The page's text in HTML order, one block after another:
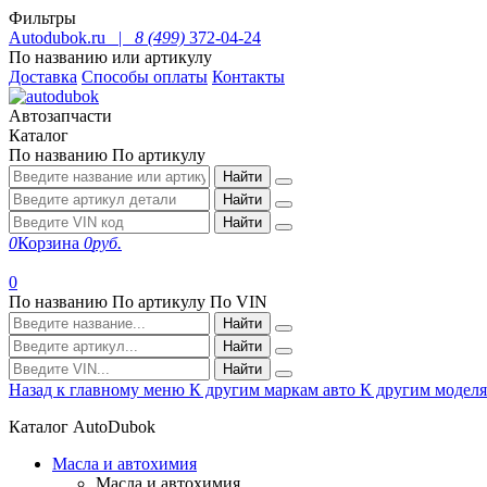
Фильтры
Autodubok.ru |
8 (499) 372-04-24
По названию или артикулу
Доставка Способы оплаты Контакты
Автозапчасти
Каталог
По названию По артикулу
Найти
Найти
Найти
0Корзина 0руб.
0
По названию По артикулу По VIN
Найти
Найти
Найти
Назад к главному меню К другим маркам авто К другим
Каталог AutoDubok
Масла и автохимия
Масла и автохимия